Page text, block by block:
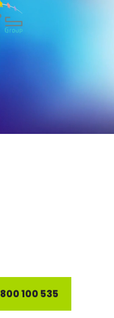
800 100 535